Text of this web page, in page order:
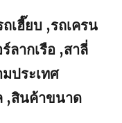
เฮี๊ยบ ,รถเครน
ลากเรือ ,สาลี่
ประเทศ
,สินค้าขนาด